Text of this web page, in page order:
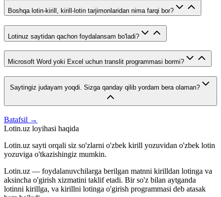
Boshqa lotin-kirill, kirill-lotin tarjimonlaridan nima farqi bor?
Lotinuz saytidan qachon foydalansam bo'ladi?
Microsoft Word yoki Excel uchun translit programmasi bormi?
Saytingiz judayam yoqdi. Sizga qanday qilib yordam bera olaman?
Batafsil →
Lotin.uz loyihasi haqida
Lotin.uz sayti orqali siz so'zlarni o'zbek kirill yozuvidan o'zbek lotin
yozuviga o'tkazishingiz mumkin.
Lotin.uz — foydalanuvchilarga berilgan matnni kirilldan lotinga va
aksincha o'girish xizmatini taklif etadi. Bir so'z bilan aytganda
lotinni kirillga, va kirillni lotinga o'girish programmasi deb atasak